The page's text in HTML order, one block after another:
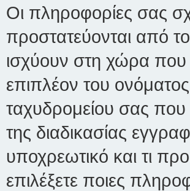
Οι πληροφορίες σας
προστατεύονται από
ισχύουν στη χώρα που
επιπλέον του
ταχυδρομείου σας που
της διαδικασίας
υποχρεωτικό και τι
επιλέξετε ποιες